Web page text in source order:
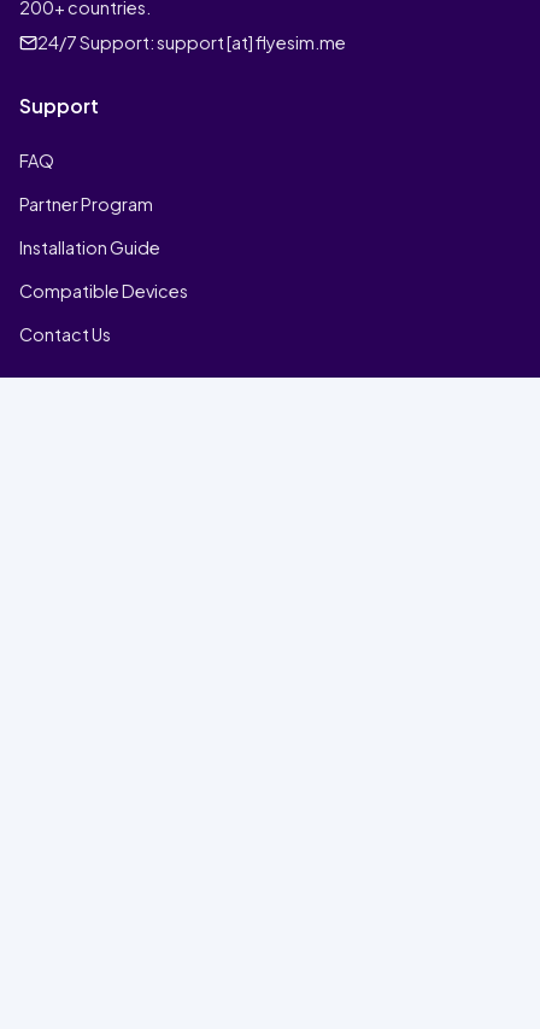
200+ countries.
24/7 Support:support [at] flyesim.me
Support
FAQ
Partner Program
Installation Guide
Compatible Devices
Contact Us